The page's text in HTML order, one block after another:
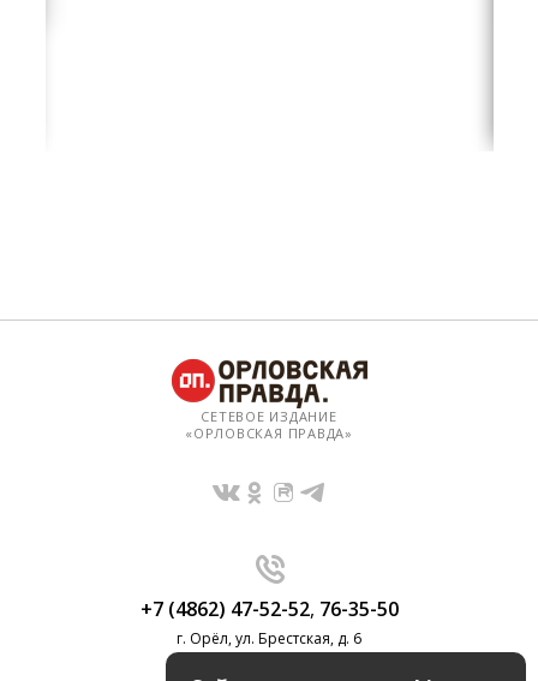
СЕТЕВОЕ ИЗДАНИЕ
«ОРЛОВСКАЯ ПРАВДА»
+7 (4862) 47-52-52, 76-35-50
г. Орёл, ул. Брестская, д. 6